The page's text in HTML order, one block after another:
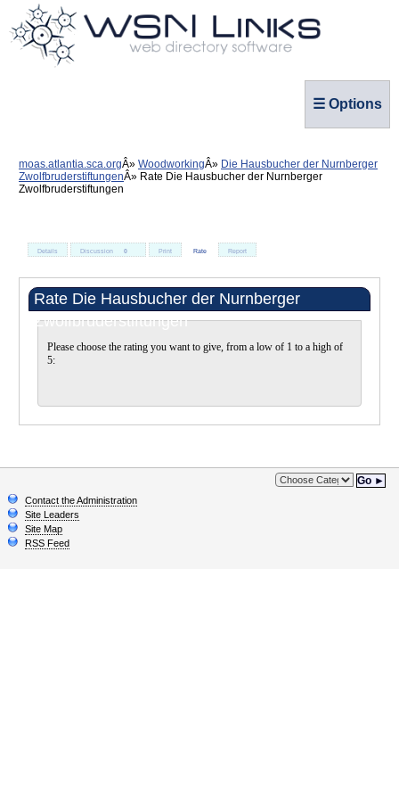
☰ Options
moas.atlantia.sca.org Woodworking
Die Hausbucher der Nurnberger
Zwolfbruderstiftungen
Rate Die Hausbucher der Nurnberger
Zwolfbruderstiftungen
Details Discussion 0 Print Rate Report
Rate Die Hausbucher der Nurnberger
Zwolfbruderstiftungen
Please choose the rating you want to give, from a low of 1 to a high of
5:
Go ►
Contact the Administration
Site Leaders
Site Map
RSS Feed